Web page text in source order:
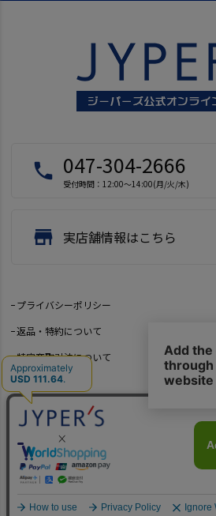
local_phone 047-304-2666
受付時間：12:00～14:00(月/火/木)
store 実店舗情報はこちら
プライバシーポリシー
返品・特約について
特定商取引法について
会社概要
よくあるご質問
お問い合わせ
©2021 Jeep